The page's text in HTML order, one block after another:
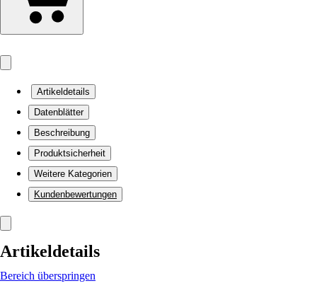
Artikeldetails
Datenblätter
Beschreibung
Produktsicherheit
Weitere Kategorien
Kundenbewertungen
Artikeldetails
Bereich überspringen